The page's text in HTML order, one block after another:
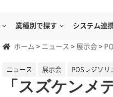
業種別で探す システム連
ホーム > ニュース > 展示会 >
ニュース 展示会 POSレジソリ
「スズケンメ